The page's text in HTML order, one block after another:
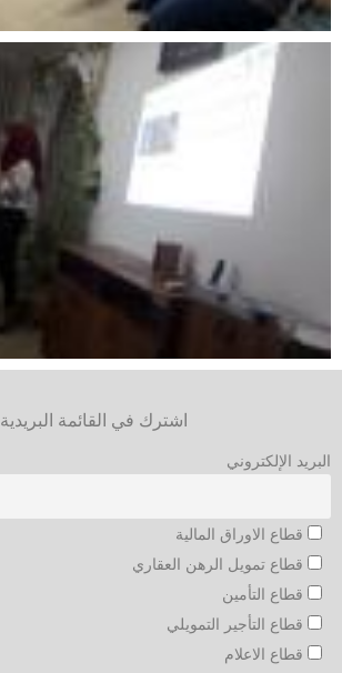
اشترك في القائمة البريدية
البريد الإلكتروني
قطاع الاوراق المالية
قطاع تمويل الرهن العقاري
قطاع التأمين
قطاع التأجير التمويلي
قطاع الاعلام